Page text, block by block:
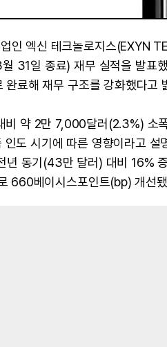
인 엑신 테크놀로지스(EXYN
31일 종료) 재무 실적을 발표했
료해 재무 구조를 강화했다고
비 약 2만 7,000달러(2.3%) 소
도 시기에 따른 영향이라고 설
년 동기(43만 달러) 대비 16%
660베이시스포인트(bp) 개선